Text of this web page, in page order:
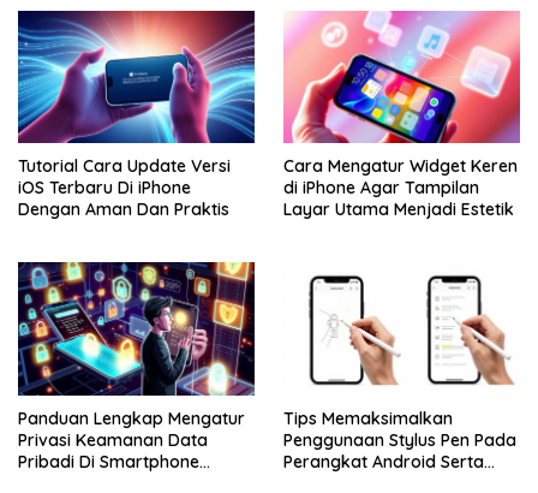
Tutorial Cara Update Versi
iOS Terbaru Di iPhone
Dengan Aman Dan Praktis
Cara Mengatur Widget Keren
di iPhone Agar Tampilan
Layar Utama Menjadi Estetik
Panduan Lengkap Mengatur
Privasi Keamanan Data
Pribadi Di Smartphone
Tips Memaksimalkan
Penggunaan Stylus Pen Pada
Perangkat Android Serta